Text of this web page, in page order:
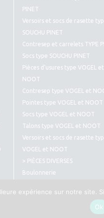
PINET
Versoirs et socs de rasette
SOUCHU PINET
Contresep et carrelets TYPE
Socs type SOUCHU PINET
Pièces d’usures type VOGEL et
NOOT
Contresep type VOGEL et
Pointes type VOGEL et NOOT
Socs type VOGEL et NOOT
Talons type VOGEL et NOOT
Versoirs et socs de rasette
VOGEL et NOOT
> PIÈCES DIVERSES
Boulonnerie
expérience sur notre site.
Ok